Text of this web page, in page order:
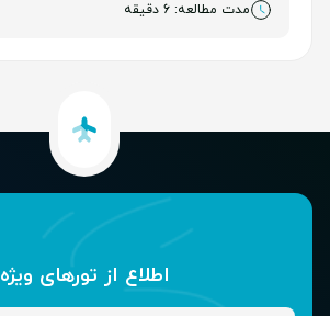
مدت مطالعه: 6 دقیقه
اطلاع از تور‌های ویژه